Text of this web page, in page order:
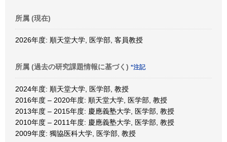
所属 (現在)
2026年度: 順天堂大学, 医学部, 客員教授
所属 (過去の研究課題情報に基づく) *注記
2024年度: 順天堂大学, 医学部, 教授
2016年度 – 2020年度: 順天堂大学, 医学部, 教授
2013年度 – 2015年度: 慶應義塾大学, 医学部, 教授
2010年度 – 2011年度: 慶應義塾大学, 医学部, 教授
2009年度: 獨協医科大学, 医学部, 教授